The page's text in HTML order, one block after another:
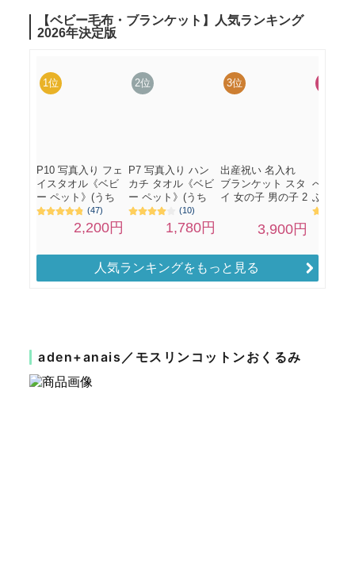
人気ランキングをもっと見る
aden+anais／モスリンコットンおくるみ